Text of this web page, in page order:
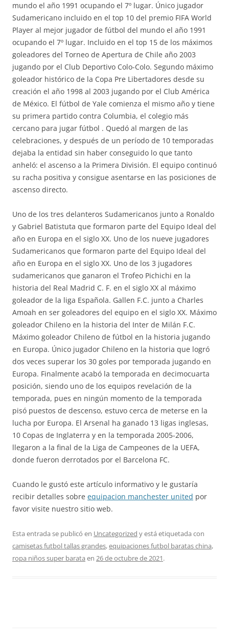
mundo el año 1991 ocupando el 7º lugar. Único jugador
Sudamericano incluido en el top 10 del premio FIFA World
Player al mejor jugador de fútbol del mundo el año 1991
ocupando el 7º lugar. Incluido en el top 15 de los máximos
goleadores del Torneo de Apertura de Chile año 2003
jugando por el Club Deportivo Colo-Colo. Segundo máximo
goleador histórico de la Copa Pre Libertadores desde su
creación el año 1998 al 2003 jugando por el Club América
de México. El fútbol de Yale comienza el mismo año y tiene
su primera partido contra Columbia, el colegio más
cercano para jugar fútbol . Quedó al margen de las
celebraciones, y después de un período de 10 temporadas
dejaba la entidad sin haber conseguido lo que tanto
anheló: el ascenso a la Primera División. El equipo continuó
su racha positiva y consigue asentarse en las posiciones de
ascenso directo.
Uno de los tres delanteros Sudamericanos junto a Ronaldo
y Gabriel Batistuta que formaron parte del Equipo Ideal del
año en Europa en el siglo XX. Uno de los nueve jugadores
Sudamericanos que formaron parte del Equipo Ideal del
año en Europa en el siglo XX. Uno de los 3 jugadores
sudamericanos que ganaron el Trofeo Pichichi en la
historia del Real Madrid C. F. en el siglo XX al máximo
goleador de la liga Española. Gallen F.C. junto a Charles
Amoah en ser goleadores del equipo en el siglo XX. Máximo
goleador Chileno en la historia del Inter de Milán F.C.
Máximo goleador Chileno de fútbol en la historia jugando
en Europa. Único jugador Chileno en la historia que logró
dos veces superar los 30 goles por temporada jugando en
Europa. Finalmente acabó la temporada en decimocuarta
posición, siendo uno de los equipos revelación de la
temporada, pues en ningún momento de la temporada
pisó puestos de descenso, estuvo cerca de meterse en la
lucha por Europa. El Arsenal ha ganado 13 ligas inglesas,
10 Copas de Inglaterra y en la temporada 2005-2006,
llegaron a la final de la Liga de Campeones de la UEFA,
donde fueron derrotados por el Barcelona FC.
Cuando le gustó este artículo informativo y le gustaría
recibir detalles sobre equipacion manchester united por
favor visite nuestro sitio web.
Esta entrada se publicó en Uncategorized y está etiquetada con
camisetas futbol tallas grandes,equipaciones futbol baratas china,
ropa niños super barata en 26 de octubre de 2021.